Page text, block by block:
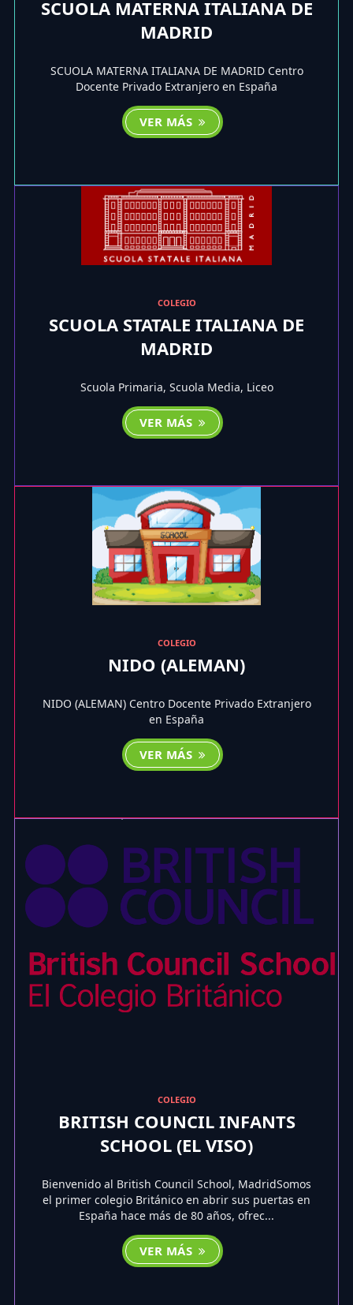
SCUOLA MATERNA ITALIANA DE
MADRID
SCUOLA MATERNA ITALIANA DE MADRID Centro
Docente Privado Extranjero en España
VER MÁS
COLEGIO
SCUOLA STATALE ITALIANA DE
MADRID
Scuola Primaria, Scuola Media, Liceo
VER MÁS
COLEGIO
NIDO (ALEMAN)
NIDO (ALEMAN) Centro Docente Privado Extranjero
en España
VER MÁS
COLEGIO
BRITISH COUNCIL INFANTS
SCHOOL (EL VISO)
Bienvenido al British Council School, MadridSomos
el primer colegio Británico en abrir sus puertas en
España hace más de 80 años, ofrec...
VER MÁS